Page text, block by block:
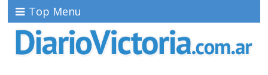
Top Menu